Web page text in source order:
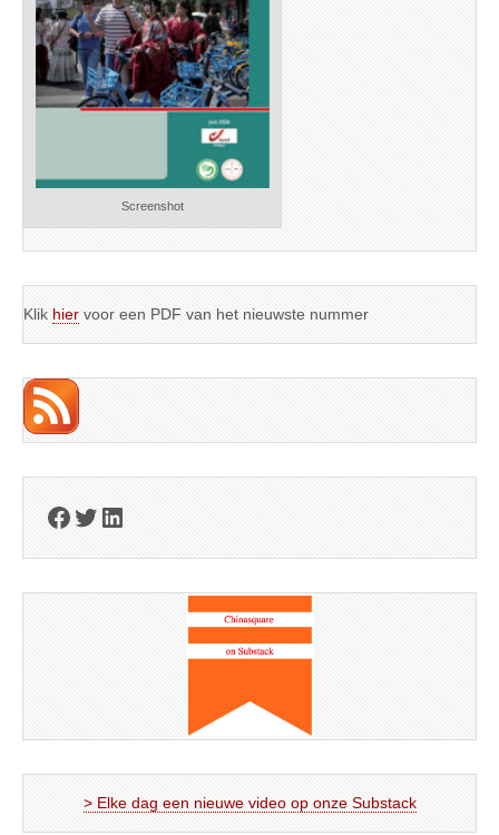
Screenshot
Klik hier voor een PDF van het nieuwste nummer
Facebook
Twitter
LinkedIn
> Elke dag een nieuwe video op onze Substack